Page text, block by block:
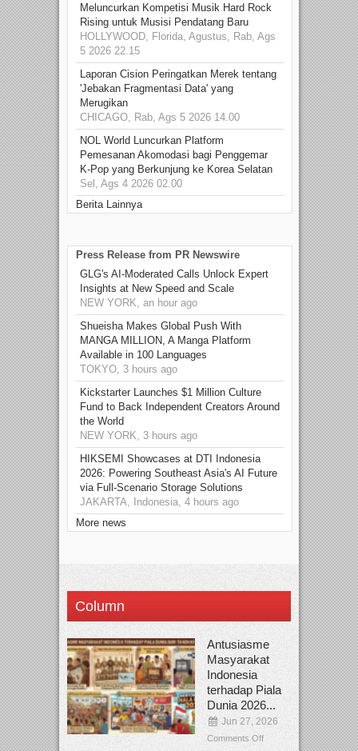
Meluncurkan Kompetisi Musik Hard Rock
Rising untuk Musisi Pendatang Baru
HOLLYWOOD, Florida, Agustus, Rab, Ags
5 2026 22.15
Laporan Cision Peringatkan Merek tentang
'Jebakan Fragmentasi Data' yang
Merugikan
CHICAGO, Rab, Ags 5 2026 14.00
NOL World Luncurkan Platform
Pemesanan Akomodasi bagi Penggemar
K-Pop yang Berkunjung ke Korea Selatan
Sel, Ags 4 2026 02.00
Berita Lainnya
Press Release from PR Newswire
GLG's AI-Moderated Calls Unlock Expert
Insights at New Speed and Scale
NEW YORK, an hour ago
Shueisha Makes Global Push With
MANGA MILLION, A Manga Platform
Available in 100 Languages
TOKYO, 3 hours ago
Kickstarter Launches $1 Million Culture
Fund to Back Independent Creators Around
the World
NEW YORK, 3 hours ago
HIKSEMI Showcases at DTI Indonesia
2026: Powering Southeast Asia's AI Future
via Full‑Scenario Storage Solutions
JAKARTA, Indonesia, 4 hours ago
More news
Column
Antusiasme
Masyarakat
Indonesia
terhadap Piala
Dunia 2026...
Jun 27, 2026
Comments Off